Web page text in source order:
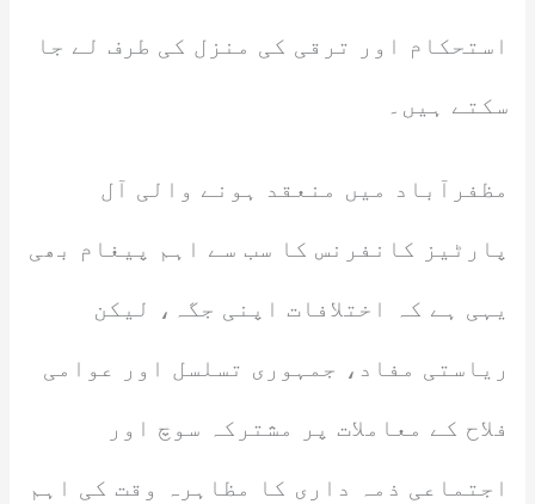
استحکام اور ترقی کی منزل کی طرف لے جا
سکتے ہیں۔
مظفرآباد میں منعقد ہونے والی آل
پارٹیز کانفرنس کا سب سے اہم پیغام بھی
یہی ہے کہ اختلافات اپنی جگہ، لیکن
ریاستی مفاد، جمہوری تسلسل اور عوامی
فلاح کے معاملات پر مشترکہ سوچ اور
اجتماعی ذمہ داری کا مظاہرہ وقت کی اہم